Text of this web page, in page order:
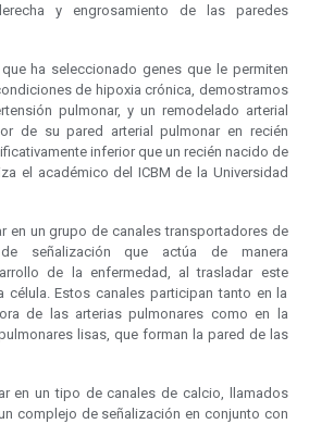
y engrosamiento de las paredes
ha seleccionado genes que le permiten
de hipoxia crónica, demostramos
pulmonar, y un remodelado arterial
de su pared arterial pulmonar en recién
inferior que un recién nacido de
el académico del ICBM de la Universidad
en un grupo de canales transportadores de
señalización que actúa de manera
de la enfermedad, al trasladar este
célula. Estos canales participan tanto en la
de las arterias pulmonares como en la
lisas, que forman la pared de las
en un tipo de canales de calcio, llamados
complejo de señalización en conjunto con